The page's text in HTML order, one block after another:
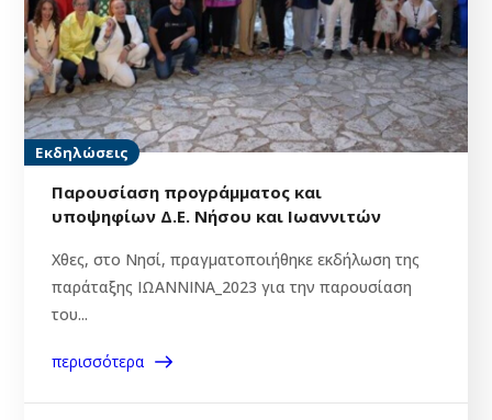
Εκδηλώσεις
Παρουσίαση προγράμματος και
υποψηφίων Δ.Ε. Νήσου και Ιωαννιτών
Χθες, στο Νησί, πραγματοποιήθηκε εκδήλωση της
παράταξης ΙΩΑΝΝΙΝΑ_2023 για την παρουσίαση
του...
περισσότερα